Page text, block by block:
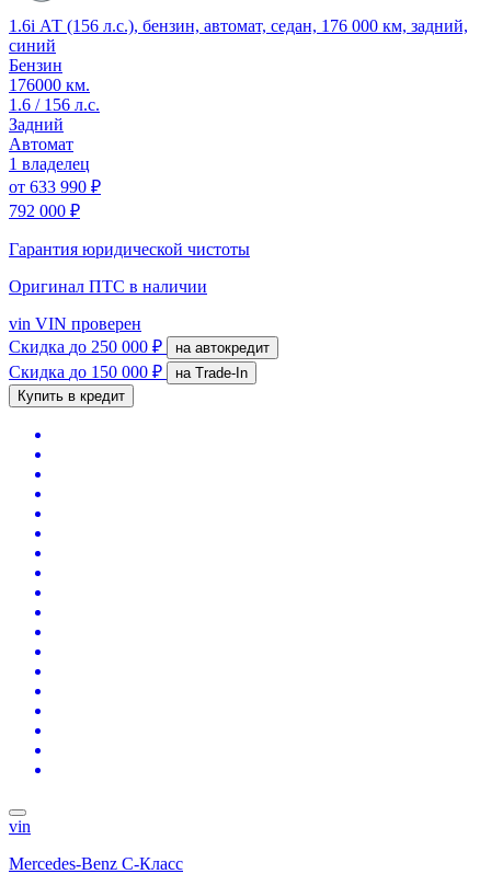
1.6i АТ (156 л.с.), бензин, автомат, седан, 176 000 км, задний,
синий
Бензин
176000 км.
1.6 / 156 л.с.
Задний
Автомат
1 владелец
от 633 990 ₽
792 000 ₽
Гарантия юридической чистоты
Оригинал ПТС в наличии
vin VIN проверен
Скидка до 250 000 ₽ на автокредит
Скидка до 150 000 ₽
на Trade-In
Купить в кредит
vin
Mercedes-Benz C-Класс